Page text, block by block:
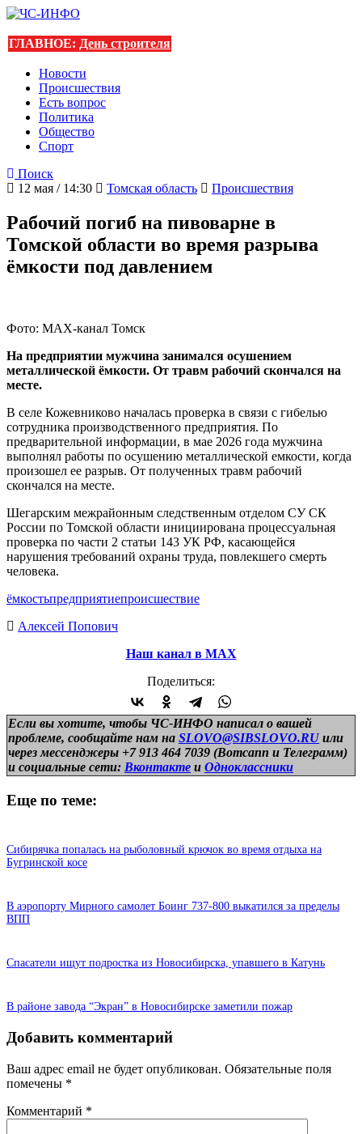
ГЛАВНОЕ: День строителя
Новости
Происшествия
Есть вопрос
Политика
Общество
Спорт
Поиск
12 мая / 14:30
Томская область Происшествия
Рабочий погиб на пивоварне в
Томской области во время разрыва
ёмкости под давлением
Фото: МАХ-канал Томск
На предприятии мужчина занимался осушением
металлической ёмкости. От травм рабочий скончался на
месте.
В селе Кожевниково началась проверка в связи с гибелью
сотрудника производственного предприятия. По
предварительной информации, в мае 2026 года мужчина
выполнял работы по осушению металлической емкости, когда
произошел ее разрыв. От полученных травм рабочий
скончался на месте.
Шегарским межрайонным следственным отделом СУ СК
России по Томской области инициирована процессуальная
проверка по части 2 статьи 143 УК РФ, касающейся
нарушения требований охраны труда, повлекшего смерть
человека.
ёмкостьпредприятиепроисшествие
Алексей Попович
Наш канал в МАХ
Поделиться:
Если вы хотите, чтобы ЧС-ИНФО написал о вашей
проблеме, сообщайте нам на SLOVO@SIBSLOVO.RU или
через мессенджеры +7 913 464 7039 (Вотсапп и Телеграмм)
и социальные сети: Вконтакте и Одноклассники
Еще по теме:
Сибирячка попалась на рыболовный крючок во время отдыха на
Бугринской косе
В аэропорту Мирного самолет Боинг 737-800 выкатился за пределы
ВПП
Спасатели ищут подростка из Новосибирска, упавшего в Катунь
В районе завода “Экран” в Новосибирске заметили пожар
Добавить комментарий
Ваш адрес email не будет опубликован. Обязательные поля
помечены *
Комментарий *